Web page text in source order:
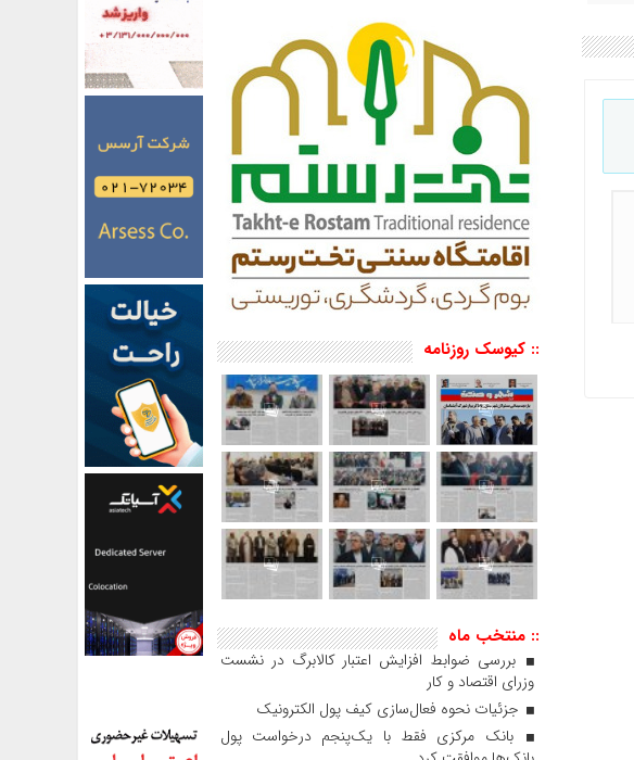
:: کیوسک روزنامه
:: منتخب ماه
بررسی ضوابط افزایش اعتبار کالابرگ در نشست
وزرای اقتصاد و کار
جزئیات نحوه فعال‌سازی کیف پول الکترونیک
بانک مرکزی فقط با یک‌‎پنجم درخواست پول